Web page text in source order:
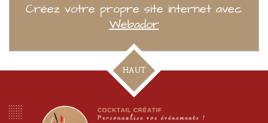
Créez votre propre site internet avec
Webador
HAUT